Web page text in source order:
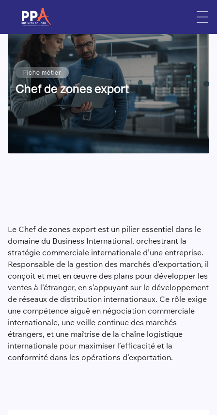
Fiche métier
Chef de zones export
Le Chef de zones export est un pilier essentiel dans le
domaine du Business International, orchestrant la
stratégie commerciale internationale d’une entreprise.
Responsable de la gestion des marchés d’exportation, il
conçoit et met en œuvre des plans pour développer les
ventes à l’étranger, en s’appuyant sur le développement
de réseaux de distribution internationaux. Ce rôle exige
une compétence aiguë en négociation commerciale
internationale, une veille continue des marchés
étrangers, et une maîtrise de la chaîne logistique
internationale pour maximiser l’efficacité et la
conformité dans les opérations d’exportation.